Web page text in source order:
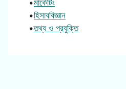
•মার্কেটিং
•হিসাববিজ্ঞান
•তথ্য ও প্রযুক্তি